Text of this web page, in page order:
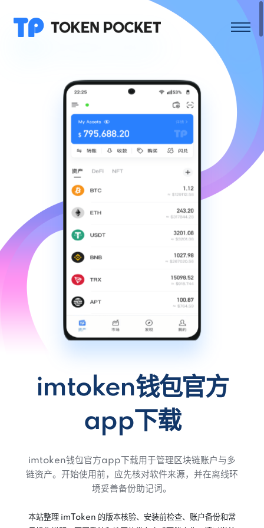
imtoken钱包官方
app下载
imtoken钱包官方app下载用于管理区块链账户与多
链资产。开始使用前，应先核对软件来源，并在离线环
境妥善备份助记词。
本站整理 imToken 的版本核验、安装前检查、账户备份和常